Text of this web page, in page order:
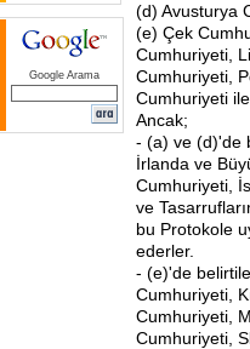
Google Arama
(d) Avusturya
(e) Çek
Cumhuriyeti,
Cumhuriyeti,
Cumhuriyeti ile
Ancak;
- (a) ve (d)'de
İrlanda ve
Cumhuriyeti,
ve
bu Protokole
ederler.
- (e)'de
Cumhuriyeti,
Cumhuriyeti,
Cumhuriyeti,